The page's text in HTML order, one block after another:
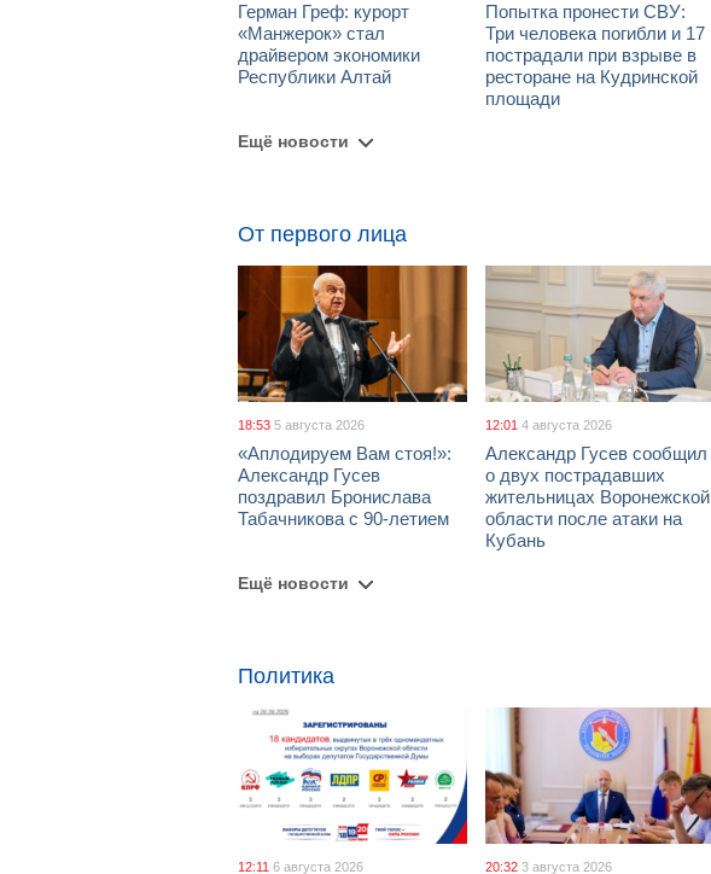
Герман Греф: курорт
«Манжерок» стал
драйвером экономики
Республики Алтай
Попытка пронести СВУ:
Три человека погибли и 17
пострадали при взрыве в
ресторане на Кудринской
площади
Ещё новости
От первого лица
18:53 5 августа 2026
«Аплодируем Вам стоя!»:
Александр Гусев
поздравил Бронислава
Табачникова с 90-летием
12:01 4 августа 2026
Александр Гусев сообщил
о двух пострадавших
жительницах Воронежской
области после атаки на
Кубань
Ещё новости
Политика
12:11 6 августа 2026 20:32 3 августа 2026